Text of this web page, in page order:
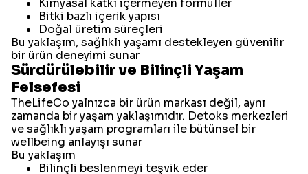
Kimyasal katkı içermeyen formüller
Bitki bazlı içerik yapısı
Doğal üretim süreçleri
Bu yaklaşım, sağlıklı yaşamı destekleyen güvenilir
bir ürün deneyimi sunar
Sürdürülebilir ve Bilinçli Yaşam
Felsefesi
TheLifeCo yalnızca bir ürün markası değil, aynı
zamanda bir yaşam yaklaşımıdır. Detoks merkezleri
ve sağlıklı yaşam programları ile bütünsel bir
wellbeing anlayışı sunar
Bu yaklaşım
Bilinçli beslenmeyi teşvik eder